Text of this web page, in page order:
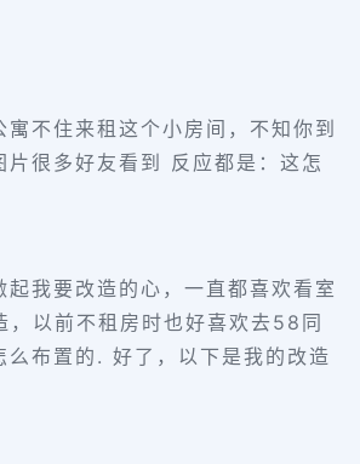
寓不住来租这个小房间，不知你到
片很多好友看到 反应都是：这怎
起我要改造的心，一直都喜欢看室
，以前不租房时也好喜欢去58同
么布置的. 好了，以下是我的改造